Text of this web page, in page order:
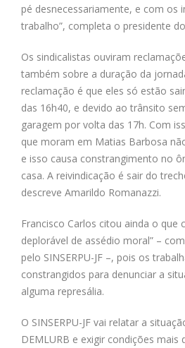
pé desnecessariamente, e com os
trabalho”, completa o presidente do
Os sindicalistas ouviram
também sobre a duração da
reclamação é que eles só estão
das 16h40, e devido ao trânsito
garagem por volta das 17h. Com
que moram em Matias Barbosa
e isso causa constrangimento no
casa. A reivindicação é sair do
descreve Amarildo Romanazzi.
Francisco Carlos citou ainda o que
deplorável de assédio moral” –
pelo SINSERPU-JF –, pois os
constrangidos para denunciar a
alguma represália.
O SINSERPU-JF vai relatar a
DEMLURB e exigir condições mais